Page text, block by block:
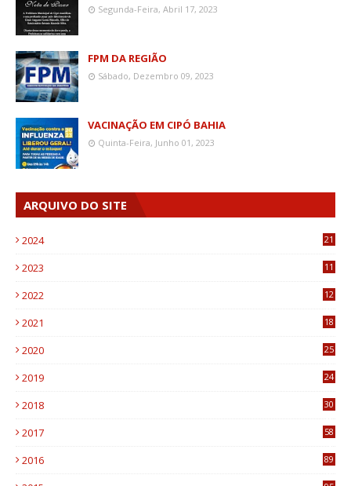
Segunda-Feira, Abril 17, 2023
FPM DA REGIÃO
Sábado, Dezembro 09, 2023
VACINAÇÃO EM CIPÓ BAHIA
Quinta-Feira, Junho 01, 2023
ARQUIVO DO SITE
2024 21
2023
11
2022
12
2021
18
2020
25
2019
24
2018
30
2017
58
2016
89